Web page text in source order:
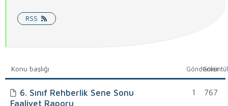
RSS
Konu başlığı Gönderiler
6. Sınıf Rehberlik Sene Sonu
Faaliyet Raporu
767
1